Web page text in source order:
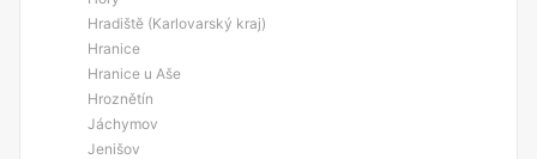
Hradiště (Karlovarský kraj)
Hranice
Hranice u Aše
Hroznětín
Jáchymov
Jenišov